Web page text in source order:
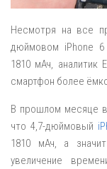
Несмотря на все
дюймовом iPhone 6
1810 мАч, аналитик
смартфон более
В прошлом месяце
что 4,7-дюймовый
1810 мАч, а
увеличение